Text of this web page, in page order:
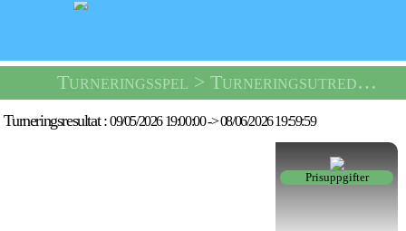
Turneringsspel > Turneringsutredningsfil 862 -
Turneringsresultat :09/05/2026 19:00:00->08/06/2026 19:59:59
Prisuppgifter